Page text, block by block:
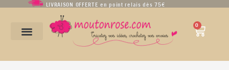
LIVRAISON OFFERTE en point relais dès 75€
0